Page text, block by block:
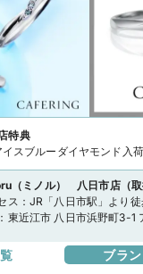
特典
スブルーダイヤモンド入荷
（ミノル） 八日市店（
ス： JR「八日市駅」より
東近江市 八日市浜野町3-1
ブラ